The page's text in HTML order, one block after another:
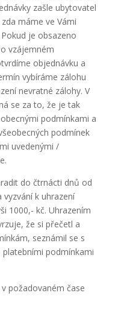
zašle ubytovatel
máme ve Vámi
je obsazeno
vzájemném
objednávku a
vybíráme zálohu
nevratné zálohy. V
se za to, že je tak
podmínkami a
podmínek
uvedenými /
do čtrnácti dnů od
vyzvání k uhrazení
1000,- kč. Uhrazením
že si přečetl a
seznámil se s
podmínkami
požadovaném čase